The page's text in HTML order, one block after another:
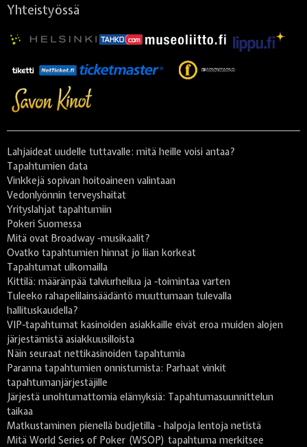
Yhteistyössä
Lahjaideat uudelle tuttavalle: mitä heille voisi antaa?
Tapahtumien data
Vinkkejä sopivan hoitoaineen valintaan
Vedonlyönnin terveyshaitat
Yrityslahjat tapahtumiin
Pokeri Suomessa
Mitä ovat Broadway -musikaalit?
Ovatko tapahtumien hinnat jo liian korkeat
Tapahtumat ulkomailla
Kittilä: määränpää talviurheilua ja -toimintaa varten
Tuleeko rahapelilainsäädäntö muuttumaan tulevalla
hallituskaudella?
VIP-tapahtumat kasinoiden asiakkaille eivät eroa muiden alojen
järjestämistä asiakkuusilloista
Näin seuraat nettikasinoiden tapahtumia
Paranna tapahtumien onnistumista: Parhaat vinkit
tapahtumanjärjestäjille
Järjestä unohtumattomia elämyksiä: Tapahtumasuunnittelun
taikaa
Matkustaminen pienellä budjetilla - halpoja lentoja netistä
Mitä World Series of Poker (WSOP) tapahtuma merkitsee